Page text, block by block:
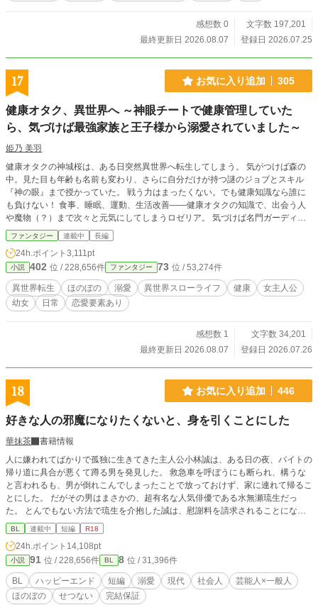
感想数 0
文字数 197,201
最終更新日 2026.08.07
登録日 2026.07.25
17 お気に入り追加 305
健康オタク、異世界へ ～神眼チートで健康管理していた
ら、気づけば最強家族と王子様から溺愛されていました～
姫乃 美羽
健康オタクの神城桜は、ある日突然異世界へ転生してしまう。 気がつけば森の
中。見た目も年齢も名前も変わり、さらに自分だけが持つ謎のジョブとスキル
『神の眼』まで授かっていた。 戦う力はまったくない。でも健康知識なら誰に
も負けない！ 食事、睡眠、運動、生活改善――健康オタクの知識で、出会う人
や魔物（？）まで次々と元気にしてしまうロゼリア。 気づけば名門ガーディナ
ル家に溺愛され、最強の仲間たちに囲まれながら、今日もマイペースに異世界生
活を満喫中。 これは、健康第一をモットーにした少女が、周囲を巻き込みなが
ら異世界でのんびり暮らしていくスローライフファンタジー。 肩の力を抜い
て、気軽に読める作品を目指していますので、「少し疲れたな」と感じた時の息
抜きとして楽しんでいただけたら嬉しいです。徐々に恋愛要素も入ってくる予定
ですのでお楽しみに！ ＊8/1 ファンタジー 13位ランクインありがとうございま
す！
ファンタジー 連載中 長編
24h.ポイント 3,111pt
小説 402 位 / 228,656件 ファンタジー 73 位 / 53,274件
異世界転生 ほのぼの 溺愛 異世界スローライフ 健康
女主人公
幼女
日常 恋愛要素あり
感想数 1
文字数 34,201
最終更新日 2026.08.07
登録日 2026.07.26
18 お気に入り追加 446
好きな人の邪魔になりたくないと、身を引くことにした
華抹茶
書籍情報
人に嫌われてばかりで孤独に生きてきた主人公小林誠は、ある日の夜、バイトの
帰り道に具合が悪くて蹲る男を発見した。 救急車を呼ぼうにも断られ、構うな
と言われるも、男が倒れこんでしまったことで放っておけず、家に連れて帰るこ
とにした。 だがその男はまさかの、超有名な人気俳優である水無瀬琉生だっ
た。 とんでもない方法で琉生を介抱した誠は、慰謝料を請求されることになる
のではと怯えてしまう。 案の定、琉生のマネージャーが家にくることになり、
「他言無用」の契約書を交わすことになる。だが逆に琉生を助けてくれたことに
感謝され、お咎めは一切なかった。 もう会うこともないと思っていたが、琉生
はまた誠の家を訪ねてきた。その時の琉生は以前と同じで具合が悪く、またあの
方法で助けてほしいと言ってきて―― 超人気俳優×孤独な一般人 ●全14話。最終
話まで執筆済み。 ●一日二話ずつ更新します。 ●Rシーンには※あり。 現代BLと
三人称の練習で書いた短いお話ですが、最後までお付き合いいただけると嬉しい
BL 連載中 短編 R18
24h.ポイント 14,108pt
小説 91 位 / 228,656件 BL 8 位 / 31,396件
BL ハッピーエンド 短編 溺愛 現代 社会人
芸能人×一般人
ほのぼの
せつない 完結保証